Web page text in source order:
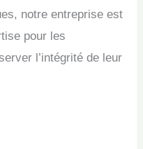
notre entreprise est
pour les
l’intégrité de leur